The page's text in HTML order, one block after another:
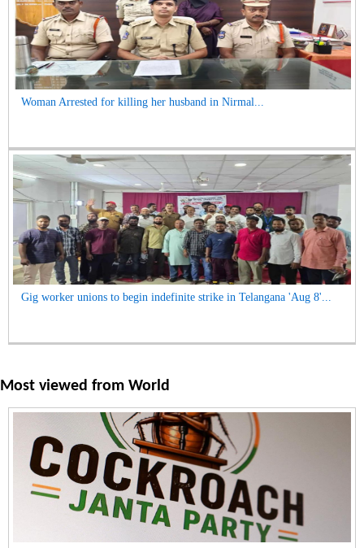
Woman Arrested for killing her husband in Nirmal...
Gig worker unions to begin indefinite strike in Telangana 'Aug 8'...
Most viewed from World